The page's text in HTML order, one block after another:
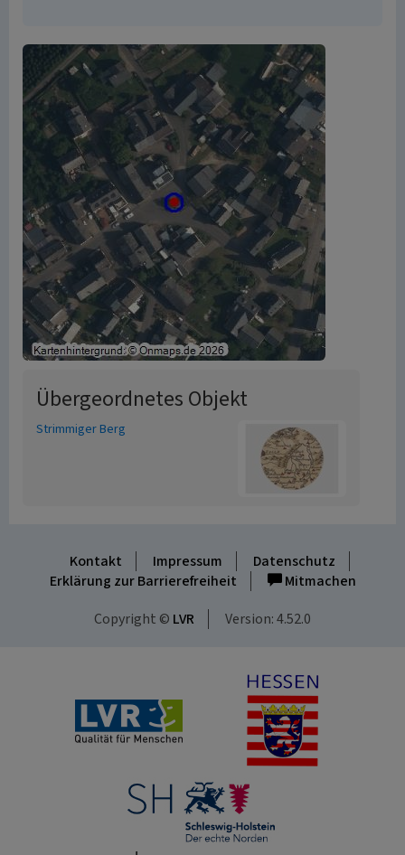
Übergeordnetes Objekt
Strimmiger Berg
Kontakt Impressum
Datenschutz
Erklärung zur Barrierefreiheit
Mitmachen
Copyright © LVR Version: 4.52.0